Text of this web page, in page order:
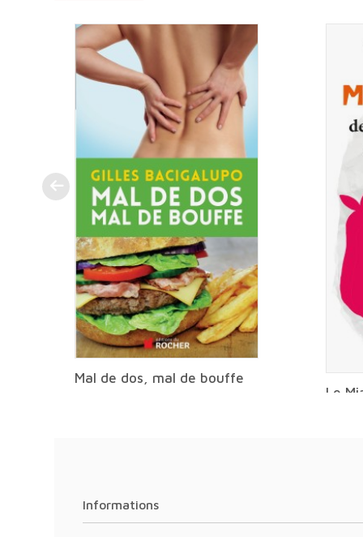
Mal de dos, mal de bouffe
Le
Informations